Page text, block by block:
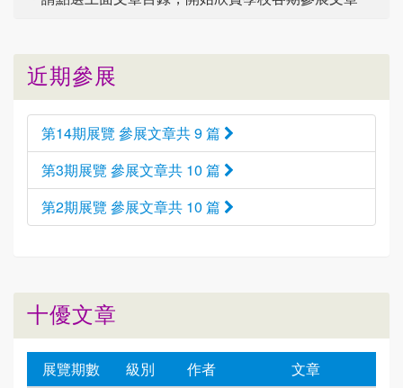
近期參展
第14期展覽 參展文章共 9 篇
第3期展覽 參展文章共 10 篇
第2期展覽 參展文章共 10 篇
十優文章
展覽期數 級別 作者 文章